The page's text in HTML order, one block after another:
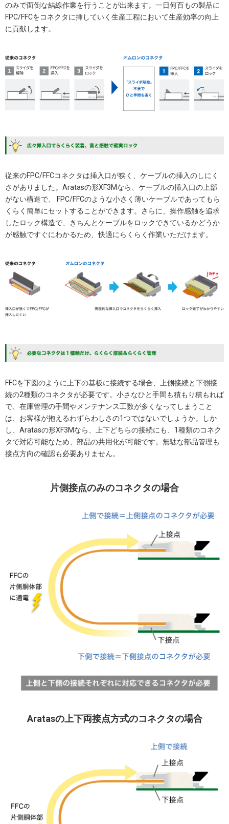
のみで面倒な結線作業を行うことが出来ます。一日何百もの製品に
FPC/FFCをコネクタに挿していく生産工程において生産効率の向上
に貢献します。
従来のFPC/FFCコネクタは挿入口が狭く、ケーブルの挿入のしにく
さがありました。Aratasの形XF3Mなら、ケーブルの挿入口の上部
がない構造で、 FPC/FFCのような小さく薄いケーブルであってもら
くらく簡単にセットすることができます。さらに、操作感触を追求
したロック構造で、きちんとケーブルをロックできているかどうか
が感触ですぐにわかるため、快適にらくらく作業いただけます。
FFCを下図のように上下の基板に接続する場合、上側接続と下側接
続の2種類のコネクタが必要です。小さなひと手間も積もり積もれば
で、在庫管理の手間やメンテナンス工数が多くなってしまうこと
は、お客様が抱えるわずらわしさの1つではないでしょうか。しか
し、Aratasの形XF3Mなら、上下どちらの接続にも、1種類のコネク
タで対応可能なため、部品の共用化が可能です。無駄な部品管理も
接点方向の確認も必要ありません。
片側接点のみのコネクタの場合
Aratasの上下両接点方式のコネクタの場合